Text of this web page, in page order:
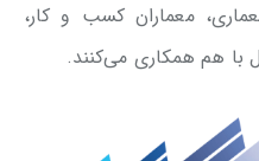
معماران کسب و کار،
با هم همکاری می‌کنند.